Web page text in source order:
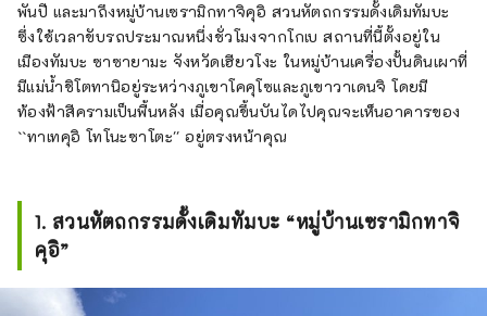
พันปี และมาถึงหมู่บ้านเซรามิกทาจิคุอิ สวนหัตถกรรมดั้งเดิมทัมบะ
ซึ่งใช้เวลาขับรถประมาณหนึ่งชั่วโมงจากโกเบ สถานที่นี้ตั้งอยู่ใน
เมืองทัมบะ ซาซายามะ จังหวัดเฮียวโงะ ในหมู่บ้านเครื่องปั้นดินเผาที่
มีแม่น้ำชิโตทานิอยู่ระหว่างภูเขาโคคุโซและภูเขาวาเดนจิ โดยมี
ท้องฟ้าสีครามเป็นพื้นหลัง เมื่อคุณขึ้นบันไดไปคุณจะเห็นอาคารของ
``ทาเทคุอิ โทโนะซาโตะ'' อยู่ตรงหน้าคุณ
1. สวนหัตถกรรมดั้งเดิมทัมบะ “หมู่บ้านเซรามิกทาจิ
คุอิ”